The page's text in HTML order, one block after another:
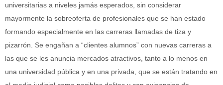
universitarias a niveles jamás esperados, sin considerar
mayormente la sobreoferta de profesionales que se han estado
formando especialmente en las carreras llamadas de tiza y
pizarrón. Se engañan a “clientes alumnos” con nuevas carreras a
las que se les anuncia mercados atractivos, tanto a lo menos en
una universidad pública y en una privada, que se están tratando en